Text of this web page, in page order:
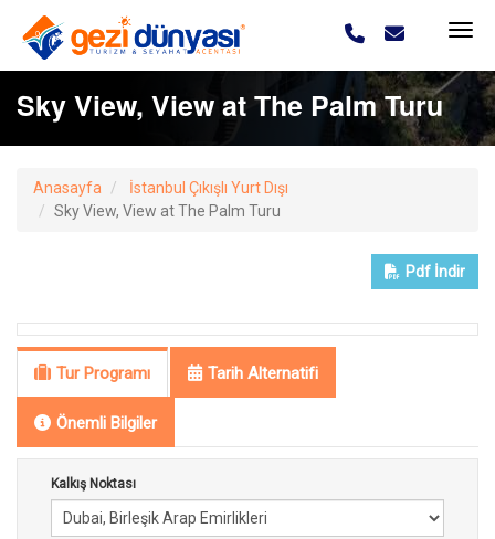
Sky View, View at The Palm Turu
Anasayfa
İstanbul Çıkışlı Yurt Dışı
Sky View, View at The Palm Turu
Pdf İndir
Tur Programı Tarih Alternatifi
Önemli Bilgiler
Kalkış Noktası